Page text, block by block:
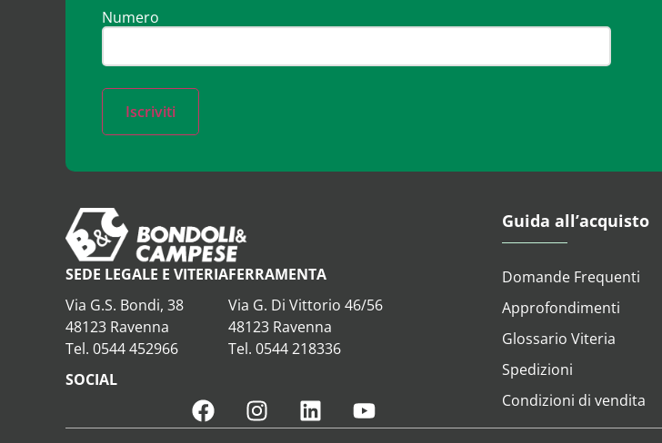
Numero
Iscriviti
SEDE LEGALE E VITERIA
Via G.S. Bondi, 38
48123 Ravenna
Tel. 0544 452966
FERRAMENTA
Via G. Di Vittorio 46/56
48123 Ravenna
Tel. 0544 218336
SOCIAL
Guida all’acquisto
Domande Frequenti
Approfondimenti
Glossario Viteria
Spedizioni
Condizioni di vendita